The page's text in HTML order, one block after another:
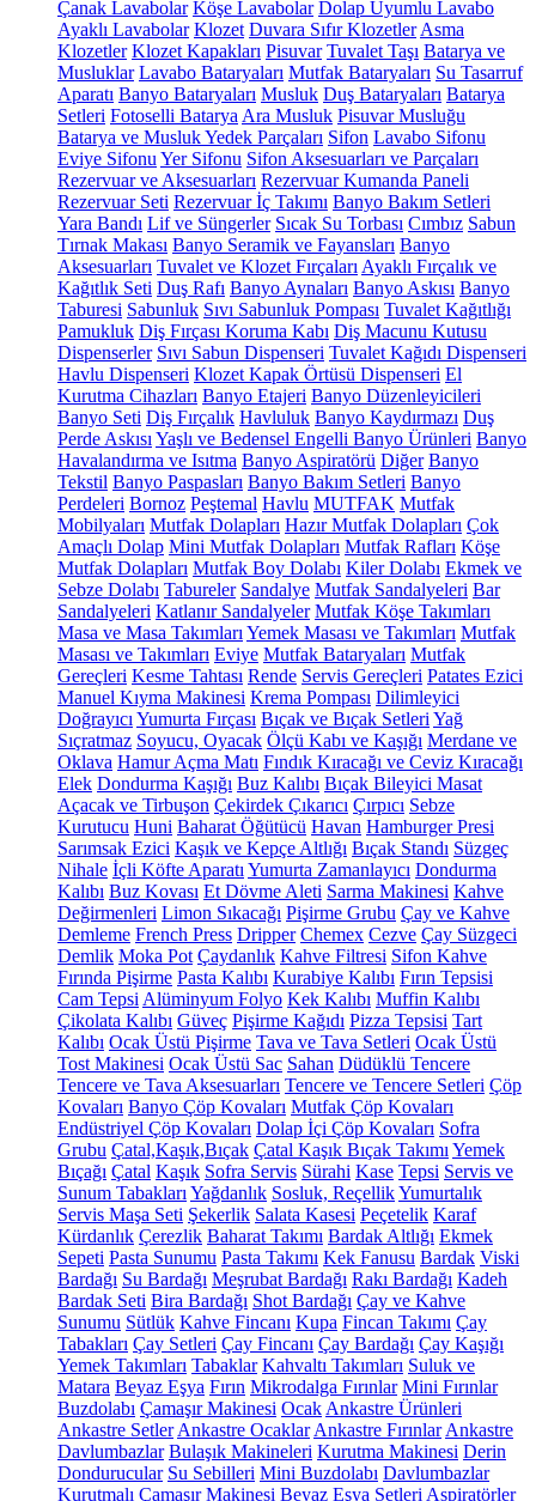
Çanak Lavabolar Köşe Lavabolar Dolap Uyumlu Lavabo
Ayaklı Lavabolar Klozet Duvara Sıfır Klozetler Asma
Klozetler Klozet Kapakları Pisuvar Tuvalet Taşı Batarya ve
Musluklar Lavabo Bataryaları Mutfak Bataryaları Su Tasarruf
Aparatı Banyo Bataryaları Musluk Duş Bataryaları Batarya
Setleri Fotoselli Batarya Ara Musluk Pisuvar Musluğu
Batarya ve Musluk Yedek Parçaları Sifon Lavabo Sifonu
Eviye Sifonu Yer Sifonu Sifon Aksesuarları ve Parçaları
Rezervuar ve Aksesuarları Rezervuar Kumanda Paneli
Rezervuar Seti Rezervuar İç Takımı Banyo Bakım Setleri
Yara Bandı Lif ve Süngerler Sıcak Su Torbası Cımbız Sabun
Tırnak Makası Banyo Seramik ve Fayansları Banyo
Aksesuarları Tuvalet ve Klozet Fırçaları Ayaklı Fırçalık ve
Kağıtlık Seti Duş Rafı Banyo Aynaları Banyo Askısı Banyo
Taburesi Sabunluk Sıvı Sabunluk Pompası Tuvalet Kağıtlığı
Pamukluk Diş Fırçası Koruma Kabı Diş Macunu Kutusu
Dispenserler Sıvı Sabun Dispenseri Tuvalet Kağıdı Dispenseri
Havlu Dispenseri Klozet Kapak Örtüsü Dispenseri El
Kurutma Cihazları Banyo Etajeri Banyo Düzenleyicileri
Banyo Seti Diş Fırçalık Havluluk Banyo Kaydırmazı Duş
Perde Askısı Yaşlı ve Bedensel Engelli Banyo Ürünleri Banyo
Havalandırma ve Isıtma Banyo Aspiratörü Diğer Banyo
Tekstil Banyo Paspasları Banyo Bakım Setleri Banyo
Perdeleri Bornoz Peştemal Havlu MUTFAK Mutfak
Mobilyaları Mutfak Dolapları Hazır Mutfak Dolapları Çok
Amaçlı Dolap Mini Mutfak Dolapları Mutfak Rafları Köşe
Mutfak Dolapları Mutfak Boy Dolabı Kiler Dolabı Ekmek ve
Sebze Dolabı Tabureler Sandalye Mutfak Sandalyeleri Bar
Sandalyeleri Katlanır Sandalyeler Mutfak Köşe Takımları
Masa ve Masa Takımları Yemek Masası ve Takımları Mutfak
Masası ve Takımları Eviye Mutfak Bataryaları Mutfak
Gereçleri Kesme Tahtası Rende Servis Gereçleri Patates Ezici
Manuel Kıyma Makinesi Krema Pompası Dilimleyici
Doğrayıcı Yumurta Fırçası Bıçak ve Bıçak Setleri Yağ
Sıçratmaz Soyucu, Oyacak Ölçü Kabı ve Kaşığı Merdane ve
Oklava Hamur Açma Matı Fındık Kıracağı ve Ceviz Kıracağı
Elek Dondurma Kaşığı Buz Kalıbı Bıçak Bileyici Masat
Açacak ve Tirbuşon Çekirdek Çıkarıcı Çırpıcı Sebze
Kurutucu Huni Baharat Öğütücü Havan Hamburger Presi
Sarımsak Ezici Kaşık ve Kepçe Altlığı Bıçak Standı Süzgeç
Nihale İçli Köfte Aparatı Yumurta Zamanlayıcı Dondurma
Kalıbı Buz Kovası Et Dövme Aleti Sarma Makinesi Kahve
Değirmenleri Limon Sıkacağı Pişirme Grubu Çay ve Kahve
Demleme French Press Dripper Chemex Cezve Çay Süzgeci
Demlik Moka Pot Çaydanlık Kahve Filtresi Sifon Kahve
Fırında Pişirme Pasta Kalıbı Kurabiye Kalıbı Fırın Tepsisi
Cam Tepsi Alüminyum Folyo Kek Kalıbı Muffin Kalıbı
Çikolata Kalıbı Güveç Pişirme Kağıdı Pizza Tepsisi Tart
Kalıbı Ocak Üstü Pişirme Tava ve Tava Setleri Ocak Üstü
Tost Makinesi Ocak Üstü Sac Sahan Düdüklü Tencere
Tencere ve Tava Aksesuarları Tencere ve Tencere Setleri Çöp
Kovaları Banyo Çöp Kovaları Mutfak Çöp Kovaları
Endüstriyel Çöp Kovaları Dolap İçi Çöp Kovaları Sofra
Grubu Çatal,Kaşık,Bıçak Çatal Kaşık Bıçak Takımı Yemek
Bıçağı Çatal Kaşık Sofra Servis Sürahi Kase Tepsi Servis ve
Sunum Tabakları Yağdanlık Sosluk, ReçellikYumurtalık
Servis Maşa Seti Şekerlik Salata Kasesi Peçetelik Karaf
Kürdanlık Çerezlik Baharat Takımı Bardak Altlığı Ekmek
Sepeti Pasta Sunumu Pasta Takımı Kek Fanusu Bardak Viski
Bardağı Su Bardağı Meşrubat Bardağı Rakı Bardağı Kadeh
Bardak Seti Bira Bardağı Shot Bardağı Çay ve Kahve
Sunumu Sütlük Kahve Fincanı Kupa Fincan Takımı Çay
Tabakları Çay Setleri Çay Fincanı Çay Bardağı Çay Kaşığı
Yemek Takımları Tabaklar Kahvaltı Takımları Suluk ve
Matara Beyaz Eşya Fırın Mikrodalga Fırınlar Mini Fırınlar
Buzdolabı Çamaşır Makinesi Ocak Ankastre Ürünleri
Ankastre Setler Ankastre Ocaklar Ankastre Fırınlar Ankastre
Davlumbazlar Bulaşık Makineleri Kurutma Makinesi Derin
Dondurucular Su Sebilleri Mini Buzdolabı Davlumbazlar
Kurutmalı Çamaşır Makinesi Beyaz Eşya Setleri Aspiratörler